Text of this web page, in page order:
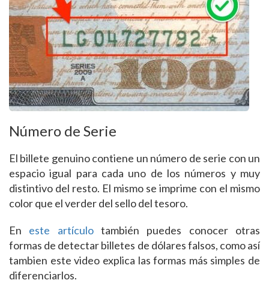
Número de Serie
El billete genuino contiene un número de serie con un
espacio igual para cada uno de los números y muy
distintivo del resto. El mismo se imprime con el mismo
color que el verder del sello del tesoro.
En este artículotambién puedes conocer otras
formas de detectar billetes de dólares falsos, como así
tambien este video explica las formas más simples de
diferenciarlos.